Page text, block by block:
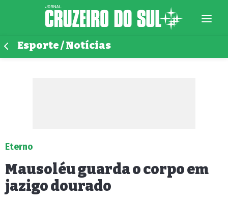
Esporte / Notícias
Eterno
Mausoléu guarda o corpo em
jazigo dourado